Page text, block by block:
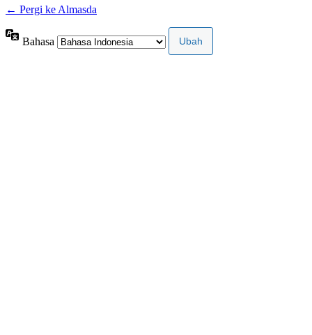
← Pergi ke Almasda
Bahasa